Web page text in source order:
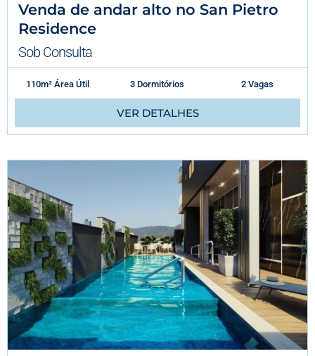
Venda de andar alto no San Pietro
Residence
Sob Consulta
110m² Área Útil 3 Dormitórios 2 Vagas
VER DETALHES